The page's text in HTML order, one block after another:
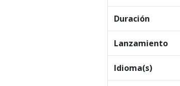
Duración
Lanzamiento
Idioma(s)